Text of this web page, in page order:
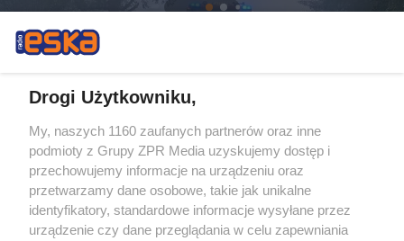
Drogi Użytkowniku,
My, naszych 1160 zaufanych partnerów oraz inne
podmioty z Grupy ZPR Media uzyskujemy dostęp i
przechowujemy informacje na urządzeniu oraz
przetwarzamy dane osobowe, takie jak unikalne
identyfikatory, standardowe informacje wysyłane przez
urządzenie czy dane przeglądania w celu zapewniania